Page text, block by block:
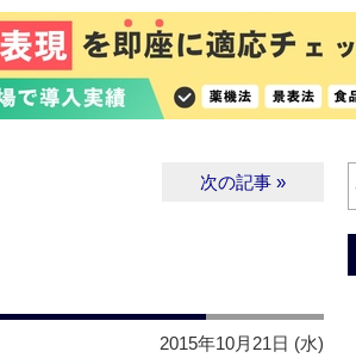
次の記事 »
2015年10月21日 (水)